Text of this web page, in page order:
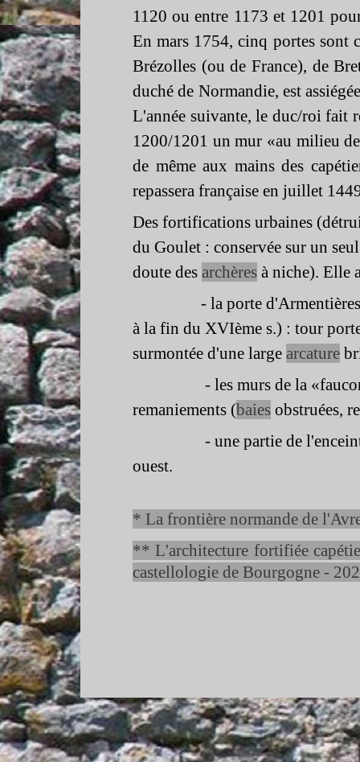
1120 ou entre 1173 et 1201
En mars 1754, cinq portes sont
Brézolles (ou de France), de
duché de Normandie, est
L'année suivante, le duc/roi fait
1200/1201 un mur «au milieu
de même aux mains des
repassera française en juillet
Des fortifications urbaines
du Goulet : conservée sur un
doute des archères à niche). Elle
- la porte
à la fin du XVIème s.) : tour
surmontée d'une large arcature
- les murs de la
remaniements (baies obstruées,
- une partie de
ouest.
* La frontière normande de
** L'architecture fortifiée
castellologie de Bourgogne -